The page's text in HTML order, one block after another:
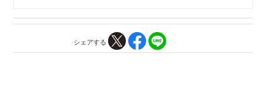
シェアする